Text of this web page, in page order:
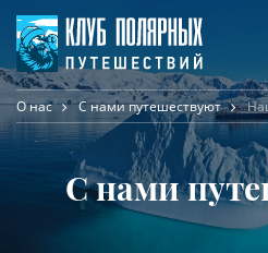
О нас С нами путешествуют
С нами